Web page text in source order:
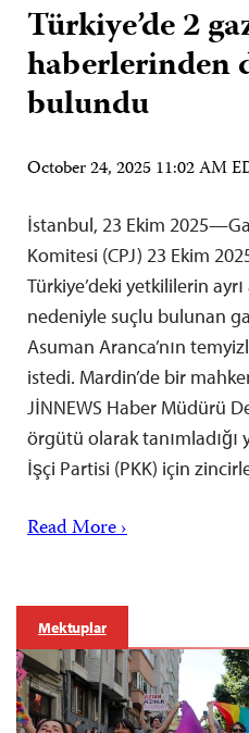
Türkiye’de 2
haberlerinden
bulundu
October 24, 2025 11:02 AM
İstanbul, 23 Ekim
Komitesi (CPJ) 23 Ekim
Türkiye’deki yetkililerin
nedeniyle suçlu bulunan
Asuman Aranca’nın
istedi. Mardin’de bir
JİNNEWS Haber Müdürü
örgütü olarak tanımladığı
İşçi Partisi (PKK) için
Read More ›
Mektuplar